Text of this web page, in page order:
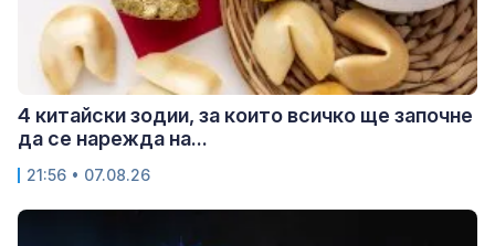
4 китайски зодии, за които всичко ще започне
да се нарежда на...
21:56 • 07.08.26